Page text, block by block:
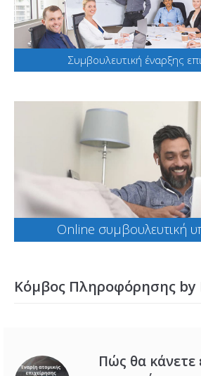
Συμβουλευτική έναρξης
Online συμβουλευτική
Κόμβος Πληροφόρησης by
Πώς θα κάνετε